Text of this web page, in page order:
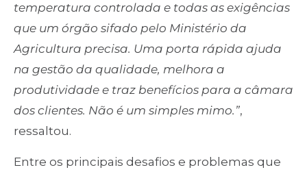
temperatura controlada e todas as exigências
que um órgão sifado pelo Ministério da
Agricultura precisa. Uma porta rápida ajuda
na gestão da qualidade, melhora a
produtividade e traz benefícios para a câmara
dos clientes. Não é um simples mimo.”,
ressaltou.
Entre os principais desafios e problemas que